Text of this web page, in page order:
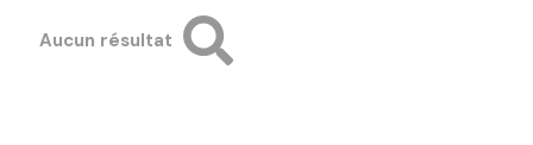
Aucun résultat